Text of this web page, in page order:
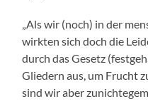
„Als wir (noch) in der
wirkten sich doch die
durch das Gesetz
Gliedern aus, um Frucht
sind wir aber